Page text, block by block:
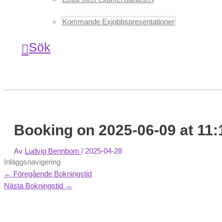
Kommande Exjobbspresentationer
Sök
Booking on 2025-06-09 at
Av Ludvig Bennbom / 2025-04-28
Inläggsnavigering
← Föregående Bokningstid
Nästa Bokningstid →